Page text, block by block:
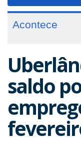
Acontece
saldo